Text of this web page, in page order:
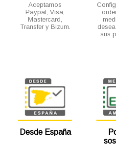
Aceptamos
Paypal, Visa,
Mastercard,
Transfer y Bizum.
sus
Desde España